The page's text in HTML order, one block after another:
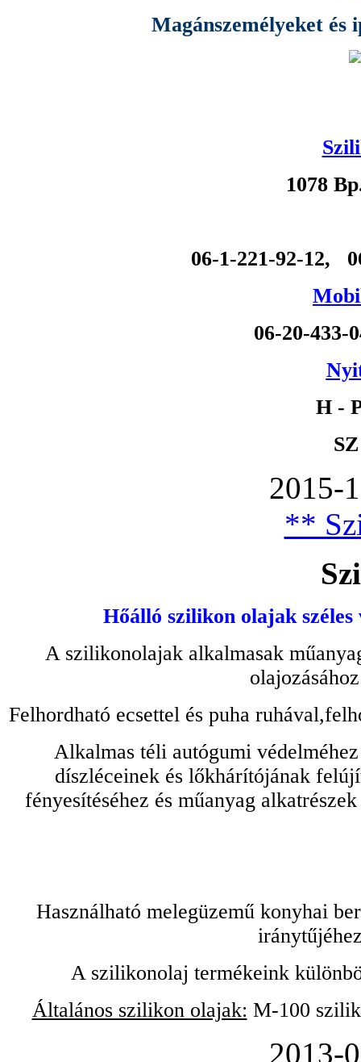
Magánszemélyeket és
1078
06-1-221-92-12,
06-20-
H -
2015-
**
Hőálló szilikon olajak
A szilikonolajak alkalmasak
Felhordható ecsettel és puha
Alkalmas téli autógumi
díszléceinek és lőkhárítójának
fényesítéséhez és műanyag
Használható melegüzemű konyhai
A szilikonolaj termékeink
Általános szilikon olajak: M-100
2013-